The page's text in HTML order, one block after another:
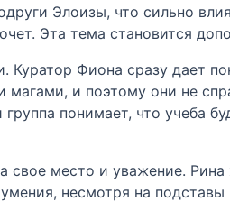
Элоизы, что сильно
Эта тема становится
Фиона сразу дает
и поэтому они не
понимает, что учеба
место и уважение.
несмотря на